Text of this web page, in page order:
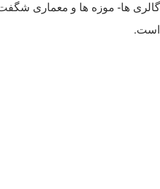
گالری ها- موزه ها و معماری
است.